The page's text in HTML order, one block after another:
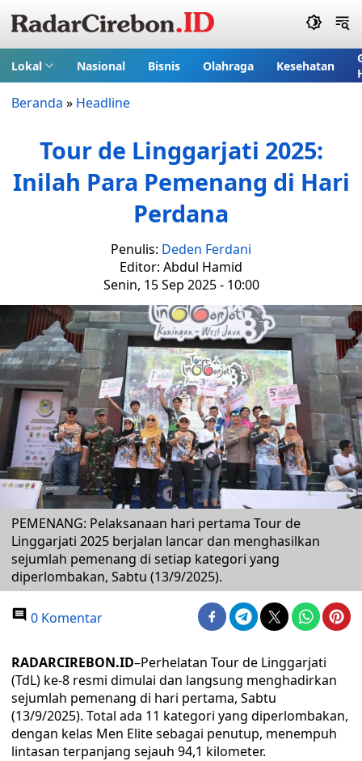
Lokal Nasional Bisnis Olahraga Kesehatan
Beranda » Headline
Tour de Linggarjati 2025:
Inilah Para Pemenang di Hari
Perdana
Penulis: Deden Ferdani
Editor: Abdul Hamid
Senin, 15 Sep 2025 - 10:00
PEMENANG: Pelaksanaan hari pertama Tour de
Linggarjati 2025 berjalan lancar dan menghasilkan
sejumlah pemenang di setiap kategori yang
diperlombakan, Sabtu (13/9/2025).
0 Komentar
RADARCIREBON.ID–Perhelatan Tour de Linggarjati
(TdL) ke-8 resmi dimulai dan langsung menghadirkan
sejumlah pemenang di hari pertama, Sabtu
(13/9/2025). Total ada 11 kategori yang diperlombakan,
dengan kelas Men Elite sebagai penutup, menempuh
lintasan terpanjang sejauh 94,1 kilometer.